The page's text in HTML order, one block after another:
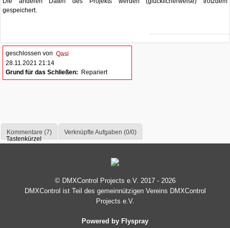
gespeichert.
geschlossen von Qasi
28.11.2021 21:14
Grund für das Schließen: Repariert
Kommentare (7)
Verknüpfte Aufgaben (0/0)
Tastenkürzel
© DMXControl Projects e.V. 2017 - 2026
DMXControl ist Teil des gemein­nützigen Vereins DMXControl
Projects e.V.
Powered by Flyspray